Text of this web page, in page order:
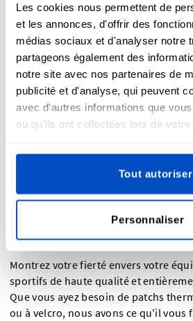
Les cookies nous permettent de
et les annonces, d'offrir des
médias sociaux et d'analyser notre
partageons également des
notre site avec nos partenaires de
publicité et d'analyse, qui peuvent
avec d'autres informations que
ou qu'ils ont collectées lors de
Tout autoriser
Personnaliser
extérieures. Les patchs sportifs
leur durabilité, tandis que lespatchs
encres résistantes à la décoloration
couleurs vives. Que vous soyez sur
sport ou dans les tribunes, vos
impeccables.
Préparez-vous pour le
patchs sportifs
Montrez votre fierté envers votre
sportifs de haute qualité et
Que vous ayez besoin de patchs
ou à velcro, nous avons ce qu'il vous